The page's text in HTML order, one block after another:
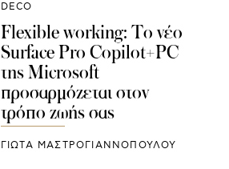
DECO
Flexible working: Το νέο
Surface Pro Copilot+PC
της Microsoft
προσαρμόζεται στον
τρόπο ζωής σας
ΓΙΩΤΑ ΜΑΣΤΡΟΓΙΑΝΝΟΠΟΥΛΟΥ